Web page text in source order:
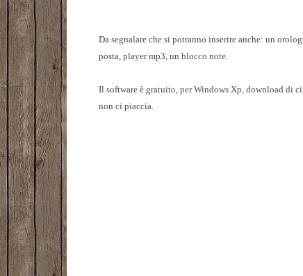
Da segnalare che si potranno inserire anche: un
posta, player mp3, un blocco note.
Il software è gratuito, per Windows Xp, download di
non ci piaccia.